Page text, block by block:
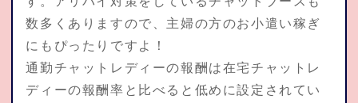
数多くありますので、主婦の方のお小遣い稼ぎ
にもぴったりですよ！
通勤チャットレディーの報酬は在宅チャットレ
ディーの報酬率と比べると低めに設定されてい